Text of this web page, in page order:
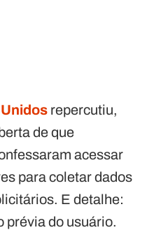
repercutiu,
de que
acessar
para coletar dados
E detalhe:
prévia do usuário.